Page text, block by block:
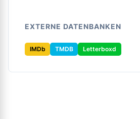
EXTERNE DATENBANKEN
IMDb TMDB Letterboxd